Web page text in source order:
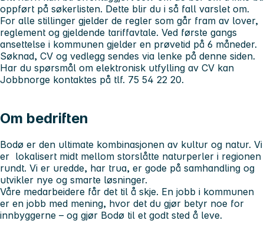
oppført på søkerlisten. Dette blir du i så fall varslet om.
For alle stillinger gjelder de regler som går fram av lover,
reglement og gjeldende tariffavtale. Ved første gangs
ansettelse i kommunen gjelder en prøvetid på 6 måneder.
Søknad, CV og vedlegg sendes via lenke på denne siden.
Har du spørsmål om elektronisk utfylling av CV kan
Jobbnorge kontaktes på tlf. 75 54 22 20.
Om bedriften
Bodø er den ultimate kombinasjonen av kultur og natur. Vi
er lokalisert midt mellom storslåtte naturperler i regionen
rundt. Vi er uredde, har trua, er gode på samhandling og
utvikler nye og smarte løsninger.
Våre medarbeidere får det til å skje. En jobb i kommunen
er en jobb med mening, hvor det du gjør betyr noe for
innbyggerne – og gjør Bodø til et godt sted å leve.